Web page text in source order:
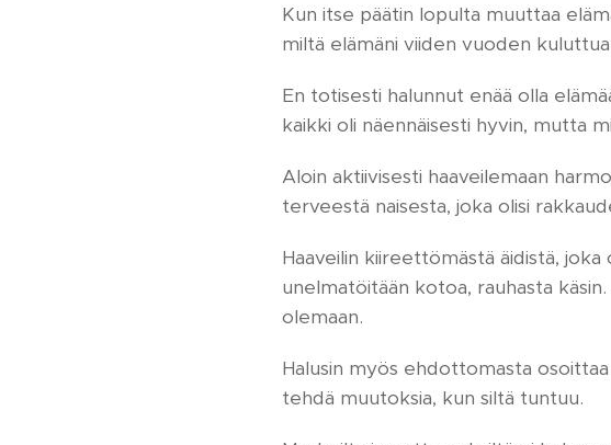
Kun itse päätin lopulta muuttaa
miltä elämäni viiden vuoden
En totisesti halunnut enää olla
kaikki oli näennäisesti hyvin, mutta
Aloin aktiivisesti haaveilemaan
terveestä naisesta, joka olisi
Haaveilin kiireettömästä äidistä,
unelmatöitään kotoa, rauhasta
olemaan.
Halusin myös ehdottomasta
tehdä muutoksia, kun siltä tuntuu.